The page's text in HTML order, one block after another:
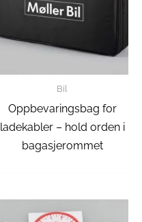
Bil
Oppbevaringsbag for
ladekabler – hold orden i
bagasjerommet